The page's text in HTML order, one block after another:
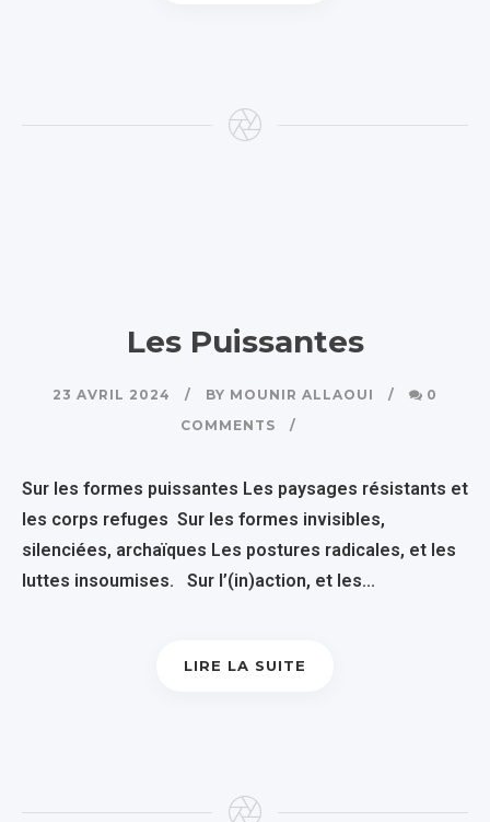
Les Puissantes
23 AVRIL 2024 BY MOUNIR ALLAOUI
0
COMMENTS
Sur les formes puissantes Les paysages résistants et
les corps refuges Sur les formes invisibles,
silenciées, archaïques Les postures radicales, et les
luttes insoumises. Sur l’(in)action, et les...
LIRE LA SUITE